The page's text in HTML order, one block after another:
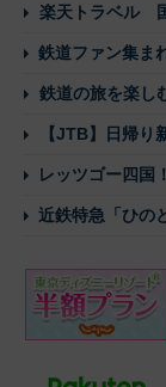
楽天トラベル
鉄道ファン集ま
鉄道の旅を楽し
【JTB】日帰り
レッツゴー四国
近鉄特急「ひの